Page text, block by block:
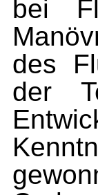
bei
des
der